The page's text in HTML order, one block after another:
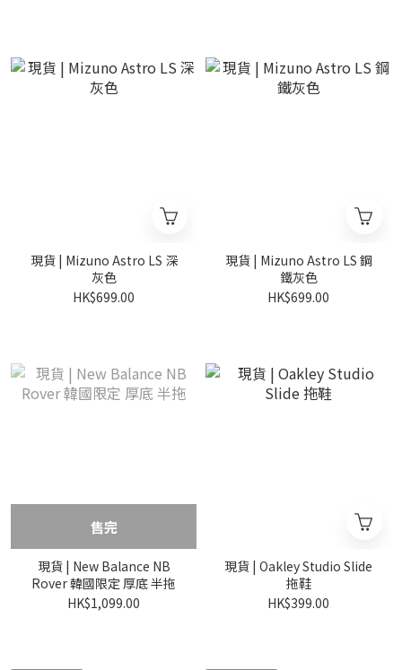
現貨 | Mizuno Astro LS 深
灰色
HK$699.00
現貨 | Mizuno Astro LS 鋼
鐵灰色
HK$699.00
售完
現貨 | New Balance NB
Rover 韓國限定 厚底 半拖
HK$1,099.00
現貨 | Oakley Studio Slide
拖鞋
HK$399.00